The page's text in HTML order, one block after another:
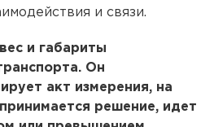
и связи.
и габариты
Он
акт измерения, на
решение, идет